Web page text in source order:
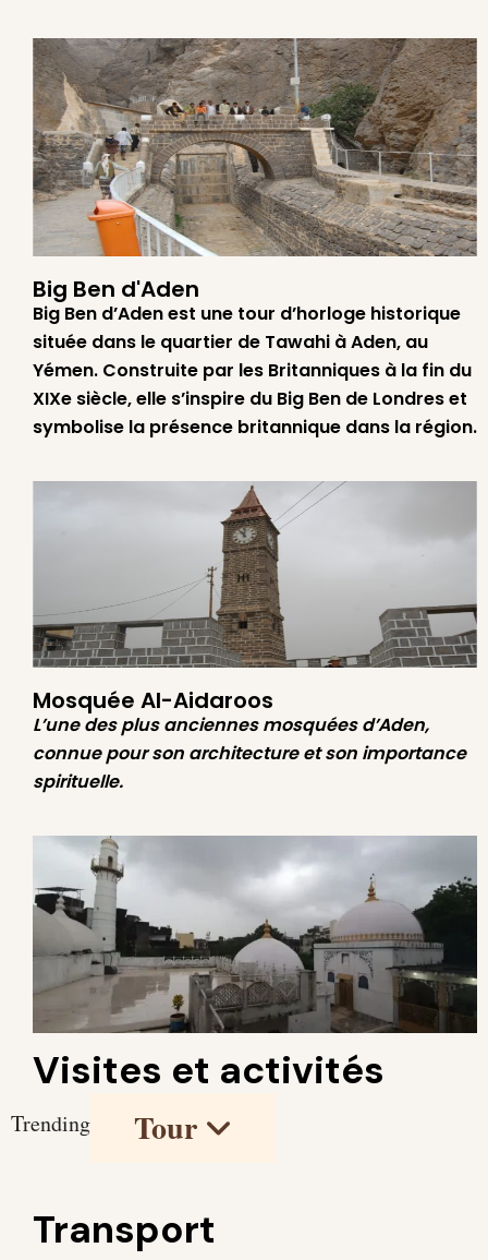
Big Ben d'Aden
Big Ben d’Aden est une tour d’horloge historique
située dans le quartier de Tawahi à Aden, au
Yémen. Construite par les Britanniques à la fin du
XIXe siècle, elle s’inspire du Big Ben de Londres et
symbolise la présence britannique dans la région.
Mosquée Al-Aidaroos
L’une des plus anciennes mosquées d’Aden,
connue pour son architecture et son importance
spirituelle.
Visites et activités
Trending Tour
Transport